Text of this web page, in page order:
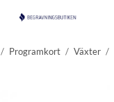
/ Programkort / Växter /